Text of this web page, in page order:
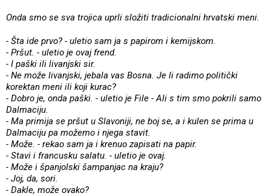
Onda smo se sva trojica uprli složiti tradicionalni hrvatski meni.
- Šta ide prvo? - uletio sam ja s papirom i kemijskom.
- Pršut. - uletio je ovaj frend.
- I paški ili livanjski sir.
- Ne može livanjski, jebala vas Bosna. Je li radimo politički
korektan meni ili koji kurac?
- Dobro je, onda paški. - uletio je File - Ali s tim smo pokrili samo
Dalmaciju.
- Ma primija se pršut u Slavoniji, ne boj se, a i kulen se prima u
Dalmaciju pa možemo i njega stavit.
- Može. - rekao sam ja i krenuo zapisati na papir.
- Stavi i francusku salatu. - uletio je ovaj.
- Može i španjolski šampanjac na kraju?
- Joj, da, sori.
- Dakle, može ovako?